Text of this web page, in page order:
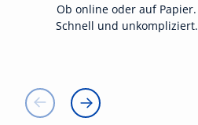
Ob online oder auf Papier.
Schnell und unkompliziert.